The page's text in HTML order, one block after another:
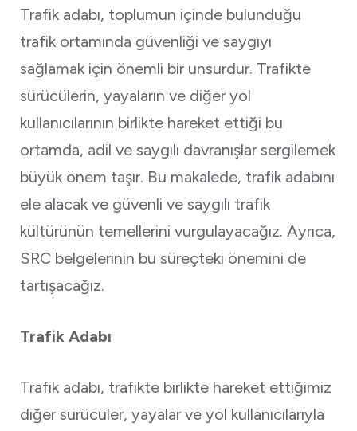
Trafik adabı, toplumun içinde bulunduğu
trafik ortamında güvenliği ve saygıyı
sağlamak için önemli bir unsurdur. Trafikte
sürücülerin, yayaların ve diğer yol
kullanıcılarının birlikte hareket ettiği bu
ortamda, adil ve saygılı davranışlar sergilemek
büyük önem taşır. Bu makalede, trafik adabını
ele alacak ve güvenli ve saygılı trafik
kültürünün temellerini vurgulayacağız. Ayrıca,
SRC belgelerinin bu süreçteki önemini de
tartışacağız.
Trafik Adabı
Trafik adabı, trafikte birlikte hareket ettiğimiz
diğer sürücüler, yayalar ve yol kullanıcılarıyla